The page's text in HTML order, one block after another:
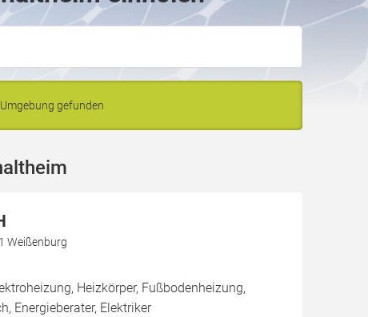
gefunden
Weißenburg
Heizkörper, Fußbodenheizung,
Energieberater, Elektriker